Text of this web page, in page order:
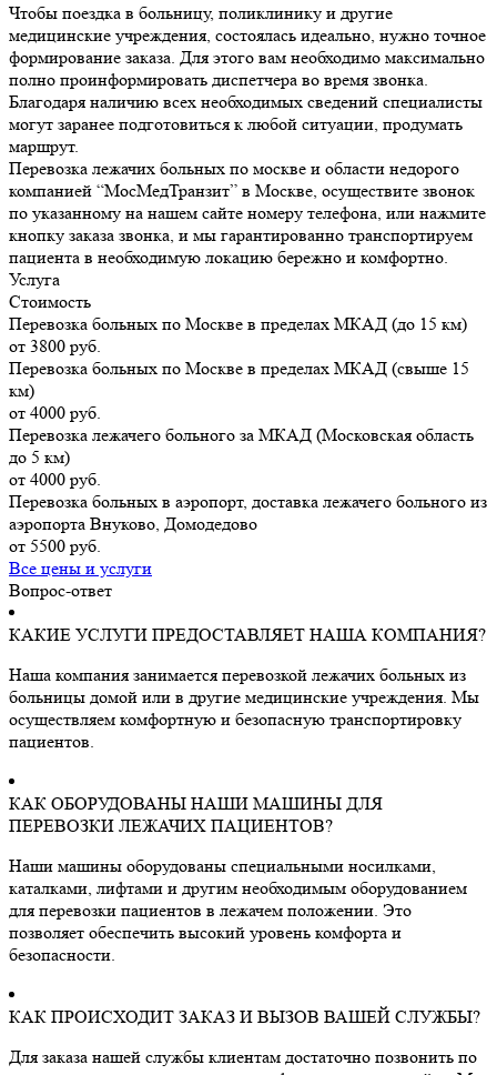
Чтобы поездка в больницу, поликлинику и другие
медицинские учреждения, состоялась идеально, нужно точное
формирование заказа. Для этого вам необходимо максимально
полно проинформировать диспетчера во время звонка.
Благодаря наличию всех необходимых сведений специалисты
могут заранее подготовиться к любой ситуации, продумать
маршрут.
Перевозка лежачих больных по москве и области недорого
компанией “МосМедТранзит” в Москве, осуществите звонок
по указанному на нашем сайте номеру телефона, или нажмите
кнопку заказа звонка, и мы гарантированно транспортируем
пациента в необходимую локацию бережно и комфортно.
Услуга
Стоимость
Перевозка больных по Москве в пределах МКАД (до 15 км)
от 3800 руб.
Перевозка больных по Москве в пределах МКАД (свыше 15
км)
от 4000 руб.
Перевозка лежачего больного за МКАД (Московская область
до 5 км)
от 4000 руб.
Перевозка больных в аэропорт, доставка лежачего больного из
аэропорта Внуково, Домодедово
от 5500 руб.
Все цены и услуги
Вопрос-ответ
КАКИЕ УСЛУГИ ПРЕДОСТАВЛЯЕТ НАША КОМПАНИЯ?
Наша компания занимается перевозкой лежачих больных из
больницы домой или в другие медицинские учреждения. Мы
осуществляем комфортную и безопасную транспортировку
пациентов.
КАК ОБОРУДОВАНЫ НАШИ МАШИНЫ ДЛЯ
ПЕРЕВОЗКИ ЛЕЖАЧИХ ПАЦИЕНТОВ?
Наши машины оборудованы специальными носилками,
каталками, лифтами и другим необходимым оборудованием
для перевозки пациентов в лежачем положении. Это
позволяет обеспечить высокий уровень комфорта и
безопасности.
КАК ПРОИСХОДИТ ЗАКАЗ И ВЫЗОВ ВАШЕЙ СЛУЖБЫ?
Для заказа нашей службы клиентам достаточно позвонить по